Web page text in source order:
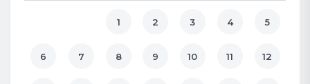
1 2 3 4 5
6 7 8 9 10 11 12